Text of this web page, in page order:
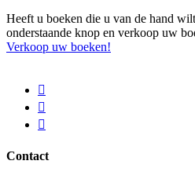
Heeft u boeken die u van de hand
onderstaande knop en verkoop uw
Verkoop uw boeken!
Contact